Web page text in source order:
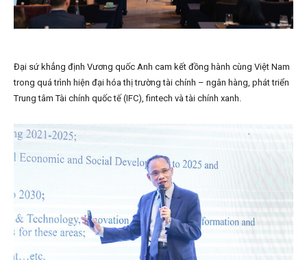
Đại sứ khẳng định Vương quốc Anh cam kết đồng hành cùng Việt Nam
trong quá trình hiện đại hóa thị trường tài chính – ngân hàng, phát triển
Trung tâm Tài chính quốc tế (IFC), fintech và tài chính xanh.